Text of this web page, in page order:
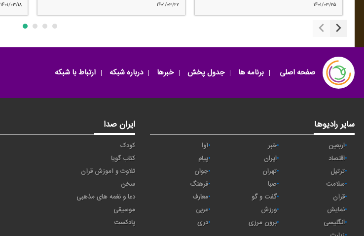
۱۴۰۱/۰۳/۲۵ ۱۴۰۱/۰۳/۲۲ ۱۴۰۱/۰۳/۱۸
صفحه اصلی برنامه ها جدول پخش خبرها درباره شبکه ارتباط با شبکه
سایر رادیوها
اربعین خبر
آوا
اقتصاد
ايران
پیام
ترتیل
تهران
جوان
سلامت
صبا
فرهنگ
قرآن
گفت و گو
معارف
نمایش
ورزش
عربی
انگلیسی
برون مرزی
دری
ایران صدا
کودک
کتاب گویا
تلاوت و آموزش قرآن
سخن
دعا و نغمه های مذهبی
موسیقی
پادکست